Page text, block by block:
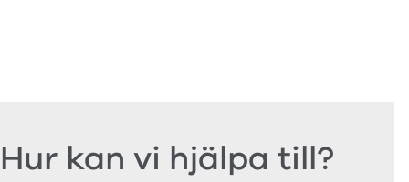
Hur kan vi hjälpa till?